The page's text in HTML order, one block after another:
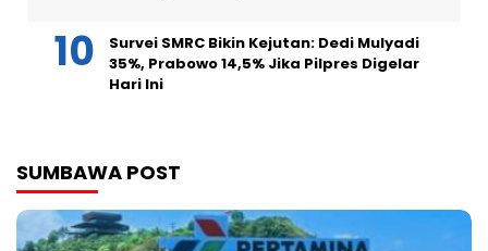
Survei SMRC Bikin Kejutan: Dedi Mulyadi
35%, Prabowo 14,5% Jika Pilpres Digelar
Hari Ini
SUMBAWA POST